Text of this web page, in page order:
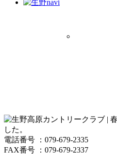
電話番号 ：079-679-2335
FAX番号 ：079-679-2337